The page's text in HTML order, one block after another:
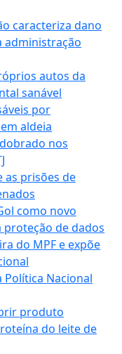
caracteriza dano
administração
autos da
sanável
por
aldeia
nos
as prisões de
como novo
de dados
do MPF e expõe
Nacional
produto
do leite de